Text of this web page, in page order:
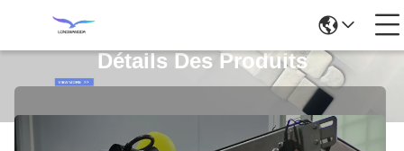
Détails Des Produits